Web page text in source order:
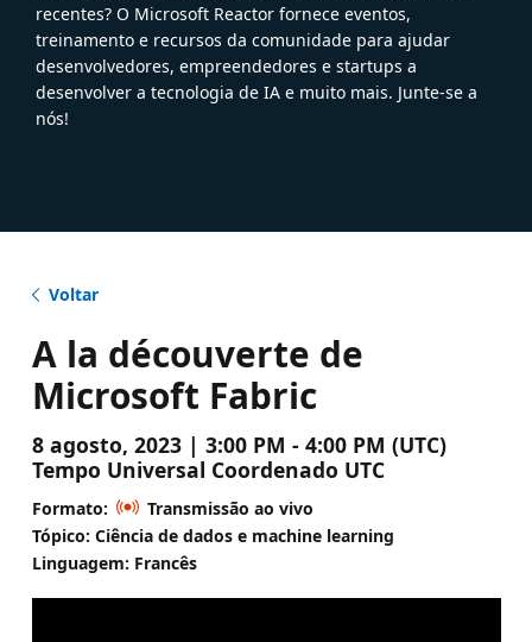
recentes? O Microsoft Reactor fornece eventos,
treinamento e recursos da comunidade para ajudar
desenvolvedores, empreendedores e startups a
desenvolver a tecnologia de IA e muito mais. Junte-se a
nós!
Voltar
A la découverte de
Microsoft Fabric
8 agosto, 2023 | 3:00 PM - 4:00 PM (UTC)
Tempo Universal Coordenado UTC
Formato:
Transmissão ao vivo
Tópico: Ciência de dados e machine learning
Linguagem: Francês